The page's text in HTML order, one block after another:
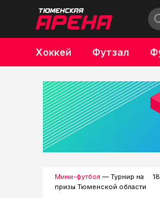
Хоккей Футзал
Бокс
Мини-футбол — Турнир на
призы Тюменской области